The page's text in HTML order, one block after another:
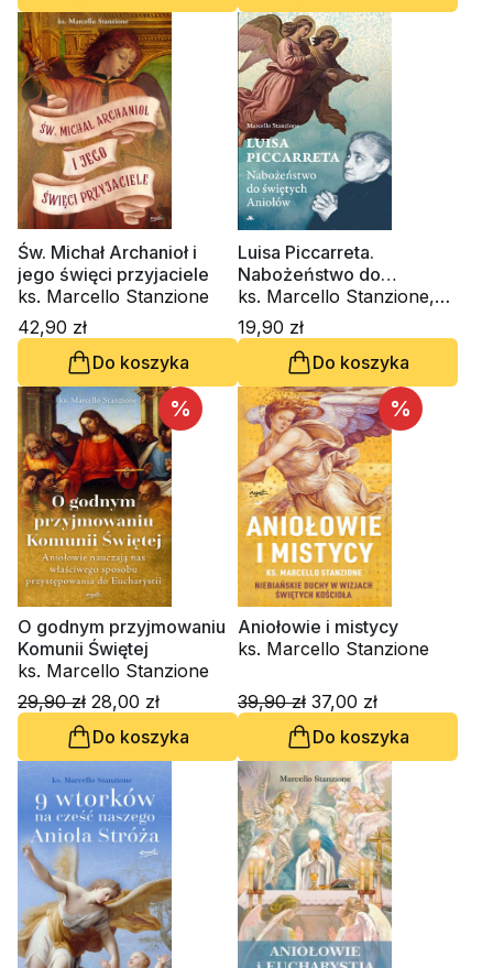
Św. Michał Archanioł i
jego święci przyjaciele
ks. Marcello Stanzione
42,90 zł
Do koszyka
Luisa Piccarreta.
Nabożeństwo do
świętych aniołów
ks. Marcello Stanzione,
Luiza Piccarreta
19,90 zł
Do koszyka
%
O godnym przyjmowaniu
Komunii Świętej
ks. Marcello Stanzione
29,90 zł 28,00 zł
Do koszyka
%
Aniołowie i mistycy
ks. Marcello Stanzione
39,90 zł 37,00 zł
Do koszyka